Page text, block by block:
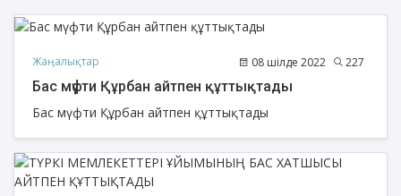
Жаңалықтар 08 шілде 2022 227
Бас мүфти Құрбан айтпен құттықтады
Бас мүфти Құрбан айтпен құттықтады